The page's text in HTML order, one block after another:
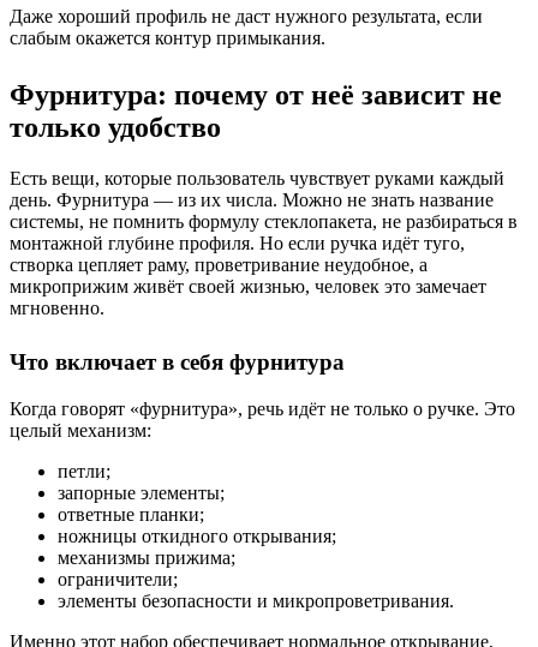
Даже хороший профиль не даст нужного результата, если
слабым окажется контур примыкания.
Фурнитура: почему от неё зависит не
только удобство
Есть вещи, которые пользователь чувствует руками каждый
день. Фурнитура — из их числа. Можно не знать название
системы, не помнить формулу стеклопакета, не разбираться в
монтажной глубине профиля. Но если ручка идёт туго,
створка цепляет раму, проветривание неудобное, а
микроприжим живёт своей жизнью, человек это замечает
мгновенно.
Что включает в себя фурнитура
Когда говорят «фурнитура», речь идёт не только о ручке. Это
целый механизм:
петли;
запорные элементы;
ответные планки;
ножницы откидного открывания;
механизмы прижима;
ограничители;
элементы безопасности и микропроветривания.
Именно этот набор обеспечивает нормальное открывание,